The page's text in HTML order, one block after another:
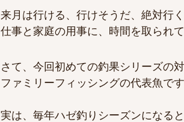
来月は行ける、行けそうだ、絶対行
仕事と家庭の用事に、時間を取られ
さて、今回初めての釣果シリーズ
ファミリーフィッシングの代表魚で
実は、毎年ハゼ釣りシーズンになる